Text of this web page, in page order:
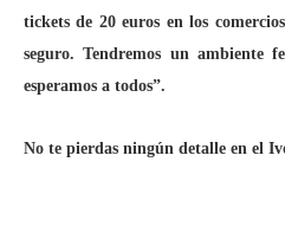
tickets de 20 euros en los
seguro. Tendremos un ambiente
esperamos a todos”.
No te pierdas ningún detalle en el